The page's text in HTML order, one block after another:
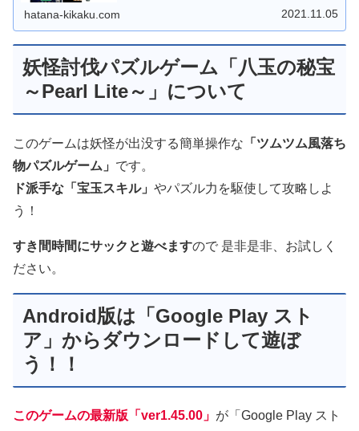
う！ 道中には「ウニ？」「オポッサム」「大鷲」などのモ
ンスターがいっぱい！ジャンプしてよけてください。
までダウンロードなしでＰＣのブラウザで遊べます。 もち
hatana-kikaku.com 2021.11.05
妖怪討伐パズルゲーム「八玉の秘宝
～Pearl Lite～」について
このゲームは妖怪が出没する簡単操作な 「ツムツム風落ち
物パズルゲーム」 です。
ド派手な「宝玉スキル」 やパズル力を駆使して攻略しよ
う！
すき間時間にサックと遊べますので 是非是非、お試しく
ださい。
Android版は「Google Play スト
ア」からダウンロードして遊ぼ
う！！
このゲームの最新版「ver1.45.00」 が「Google Play スト